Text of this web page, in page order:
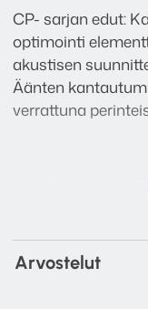
CP- sarjan edut:
optimointi
akustisen
Äänten
verrattuna
Arvostelut